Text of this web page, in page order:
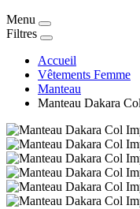
Menu
Filtres
Accueil
Vêtements Femme
Manteau
Manteau Dakara